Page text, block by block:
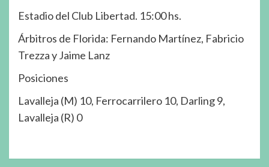
Estadio del Club Libertad. 15:00 hs.
Árbitros de Florida: Fernando Martínez, Fabricio
Trezza y Jaime Lanz
Posiciones
Lavalleja (M) 10, Ferrocarrilero 10, Darling 9,
Lavalleja (R) 0